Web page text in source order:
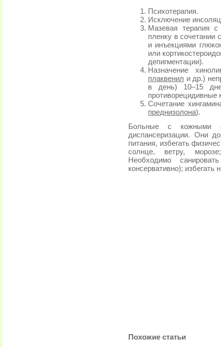
Психотерапия.
Исключение
Мазевая терапия с
пленку в сочетании
и инъекциями
или
депигментации).
Назначение
плаквенил и др.)
в день) 10–15
противорецидивные
Сочетание
преднизолона).
Больные с кожными
диспансеризации. Они
питания, избегать
солнце, ветру,
Необходимо
консервативно); избегать
Похожие статьи